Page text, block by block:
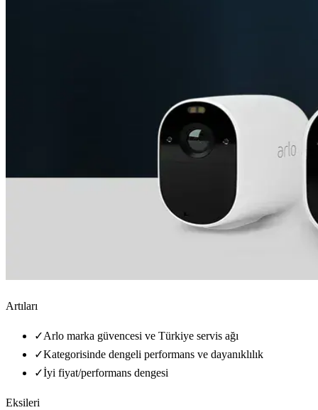
Artıları
✓Arlo marka güvencesi ve Türkiye servis ağı
✓Kategorisinde dengeli performans ve dayanıklılık
✓İyi fiyat/performans dengesi
Eksileri